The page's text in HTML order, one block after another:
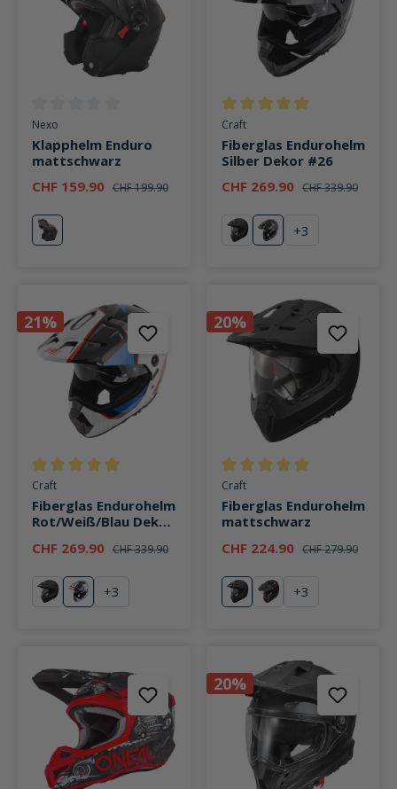
Durchschnittliche Bewertung von 0 von 5 Sternen
Nexo
Klapphelm Enduro
mattschwarz
CHF 159.90 CHF 199.90
mattschwarz
Durchschnittliche Bewertung
Craft
Fiberglas Endurohelm
Silber Dekor #26
CHF 269.90 CHF 339.90
Matt Black
Silber Dekor #26
+3
21%
Durchschnittliche Bewertung von 5 von 5 Sternen
Craft
Fiberglas Endurohelm
Rot/Weiß/Blau Dekor
CHF 269.90 CHF 339.90
Matt Black
Rot/Weiß/Blau Dekor #26
+3
20%
Durchschnittliche Bewertung
Craft
Fiberglas Endurohelm
mattschwarz
CHF 224.90 CHF 279.90
Matt Black
rot
+3
20%